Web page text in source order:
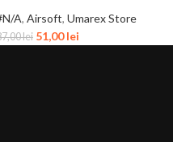
A, Airsoft, Umarex Store
lei 51,00lei